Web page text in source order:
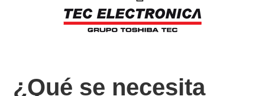
¿Qué se necesita